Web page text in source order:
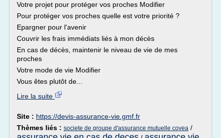
Votre projet pour protéger vos proches Modifier
Pour protéger vos proches quelle est votre priorité ?
Epargner pour l'avenir
Couvrir les frais immédiats liés à mon décès
En cas de décès, maintenir le niveau de vie de mes
proches
Votre mode de vie Modifier
Vous êtes plutôt de...
Lire la suite
Site : https://devis-assurance-vie.gmf.fr
Thèmes liés : societe de groupe d'assurance mutuelle covea /